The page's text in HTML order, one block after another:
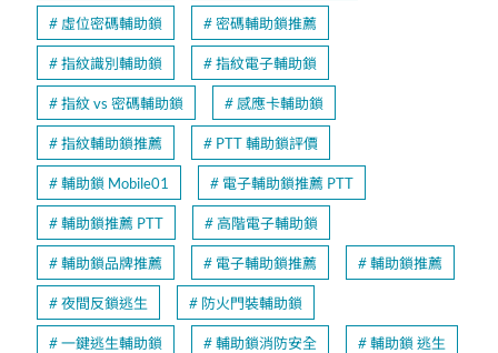
虛位密碼輔助鎖 密碼輔助鎖推薦
指紋識別輔助鎖 指紋電子輔助鎖
指紋 vs 密碼輔助鎖 感應卡輔助鎖
指紋輔助鎖推薦 PTT 輔助鎖評價
輔助鎖 Mobile01 電子輔助鎖推薦 PTT
輔助鎖推薦 PTT 高階電子輔助鎖
輔助鎖品牌推薦 電子輔助鎖推薦 輔助鎖推薦
夜間反鎖逃生 防火門裝輔助鎖
一鍵逃生輔助鎖 輔助鎖消防安全 輔助鎖 逃生